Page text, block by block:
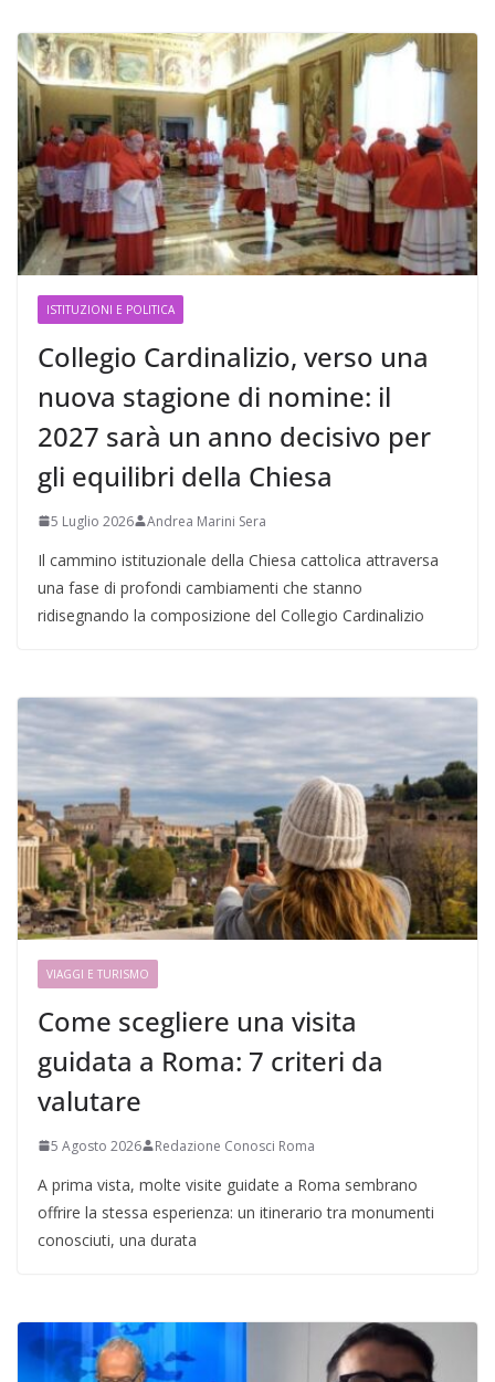
ISTITUZIONI E POLITICA
Collegio Cardinalizio, verso una
nuova stagione di nomine: il
2027 sarà un anno decisivo per
gli equilibri della Chiesa
5 Luglio 2026 Andrea Marini Sera
Il cammino istituzionale della Chiesa cattolica attraversa
una fase di profondi cambiamenti che stanno
ridisegnando la composizione del Collegio Cardinalizio
VIAGGI E TURISMO
Come scegliere una visita
guidata a Roma: 7 criteri da
valutare
5 Agosto 2026 Redazione Conosci Roma
A prima vista, molte visite guidate a Roma sembrano
offrire la stessa esperienza: un itinerario tra monumenti
conosciuti, una durata